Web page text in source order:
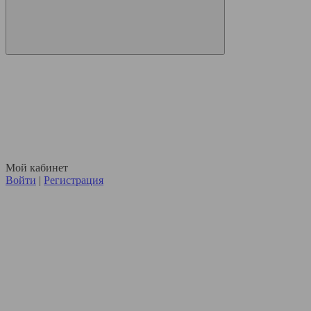
Мой кабинет
Войти | Регистрация